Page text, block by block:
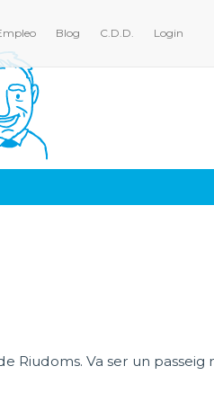
Blog C.D.D. Login
Riudoms. Va ser un passeig